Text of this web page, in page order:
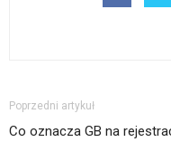
Poprzedni artykuł
Co oznacza GB na